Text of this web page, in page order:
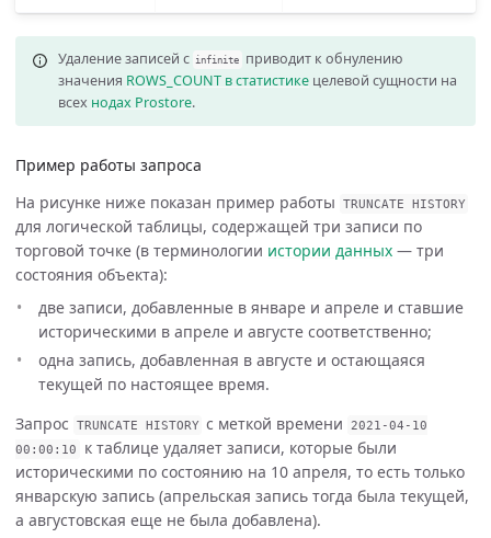
Удаление записей с infinite
приводит к обнулению
значения ROWS_COUNT в статистике целевой сущности на
всех нодах Prostore.
Пример работы запроса
На рисунке ниже показан пример работы
TRUNCATE HISTORY
для логической таблицы, содержащей три записи по
торговой точке (в терминологии истории данных — три
состояния объекта):
две записи, добавленные в январе и апреле и ставшие
историческими в апреле и августе соответственно;
одна запись, добавленная в августе и остающаяся
текущей по настоящее время.
Запрос
TRUNCATE HISTORY с меткой времени 2021 -04 - 10
00 : 00 : 10
к таблице удаляет записи, которые были
историческими по состоянию на 10 апреля, то есть только
январскую запись (апрельская запись тогда была текущей,
а августовская еще не была добавлена).